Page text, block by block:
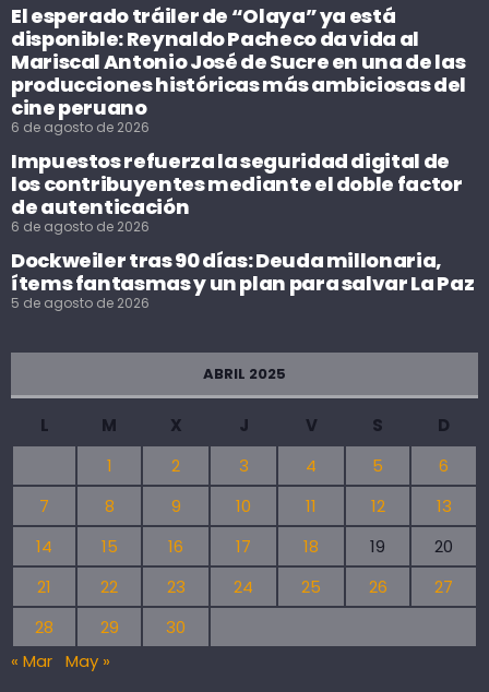
El esperado tráiler de “Olaya” ya está
disponible: Reynaldo Pacheco da vida al
Mariscal Antonio José de Sucre en una de las
producciones históricas más ambiciosas del
cine peruano
6 de agosto de 2026
Impuestos refuerza la seguridad digital de
los contribuyentes mediante el doble factor
de autenticación
6 de agosto de 2026
Dockweiler tras 90 días: Deuda millonaria,
ítems fantasmas y un plan para salvar La Paz
5 de agosto de 2026
ABRIL 2025
L M X J V S
D
1
2 3 4 5
6
7
8 9 10 11 12
13
14
15 16 17 18 19
20
21
22 23 24 25 26
27
28
29
30
« Mar May »